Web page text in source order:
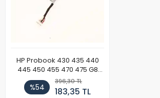
HP Probook 430 435 440
445 450 455 470 475 G8
Notebook DC Power Jack
Soketi
%54
396,30 TL
183,35 TL